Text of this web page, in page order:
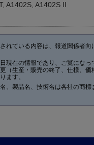
A1402S, A1402S II
れている内容は、報道関係者向
現在の情報であり、ご覧になっ
（生産・販売の終了、仕様、価
ます。
、製品名、技術名は各社の商標